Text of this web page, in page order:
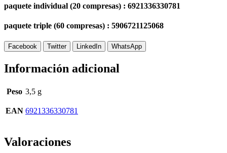
paquete individual (20 compresas) : 6921336330781
paquete triple (60 compresas) : 5906721125068
Facebook Twitter LinkedIn WhatsApp
Información adicional
Peso 3,5 g
EAN 6921336330781
Valoraciones